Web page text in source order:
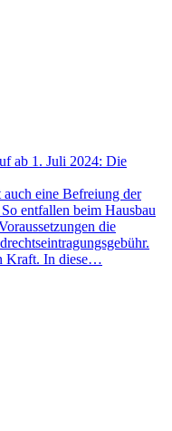
ab 1. Juli 2024: Die
eine Befreiung der
entfallen beim Hausbau
die
Kraft. In diese…